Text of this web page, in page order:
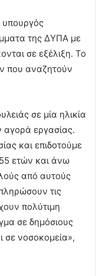
υπουργός
της ΔΥΠΑ με
σε εξέλιξη. Το
που αναζητούν
σε μία ηλικία
αγορά εργασίας.
και επιδοτούμε
ετών και άνω
από αυτούς
τις
πολύτιμη
σε δημόσιους
σε νοσοκομεία»,